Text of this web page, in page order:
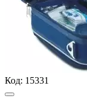
Код: 15331